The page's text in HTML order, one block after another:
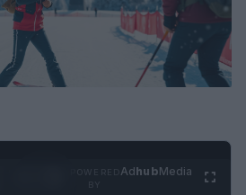
AdhubMedia